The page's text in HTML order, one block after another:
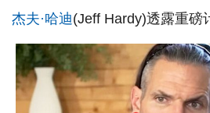
杰夫·哈迪(Jeff Hardy)透露重磅